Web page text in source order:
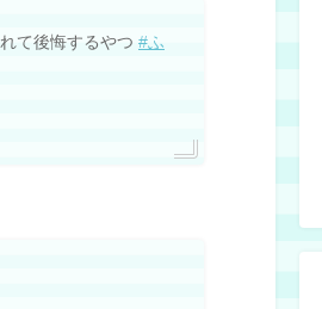
て後悔するやつ #ふ